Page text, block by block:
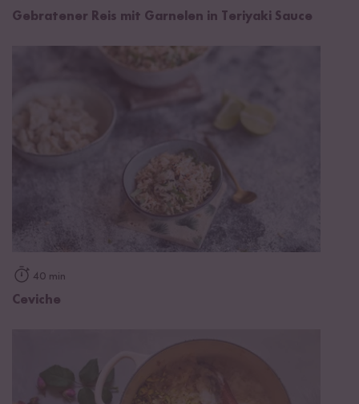
Gebratener Reis mit Garnelen in Teriyaki Sauce
40 min
Ceviche